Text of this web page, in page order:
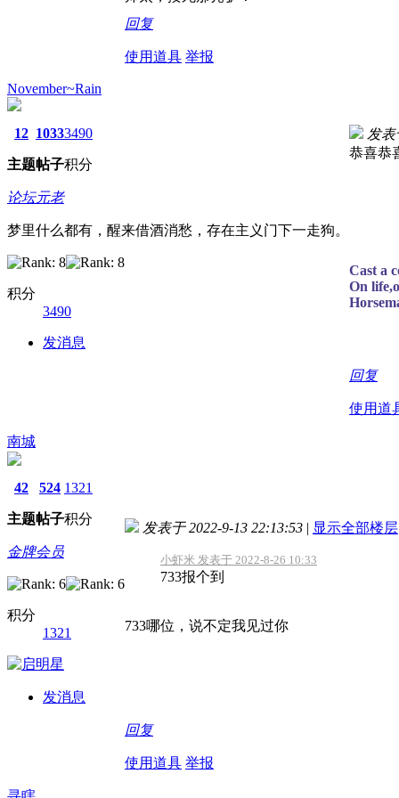
回复
使用道具 举报
November~Rain
12
主题
1033
帖子
3490
积分
论坛元老
梦里什么都有，醒来借酒消愁，存在主义门下一走狗。
积分
3490
发消息
发表
恭喜恭
Cast a
On
回复
使用道
南城
42
主题
524
帖子
1321
积分
金牌会员
积分
1321
发消息
发表于 2022-9-13 22:13:53 | 显示全部楼层
小虾米 发表于 2022-8-26 10:33
733报个到
733哪位，说不定我见过你
回复
使用道具 举报